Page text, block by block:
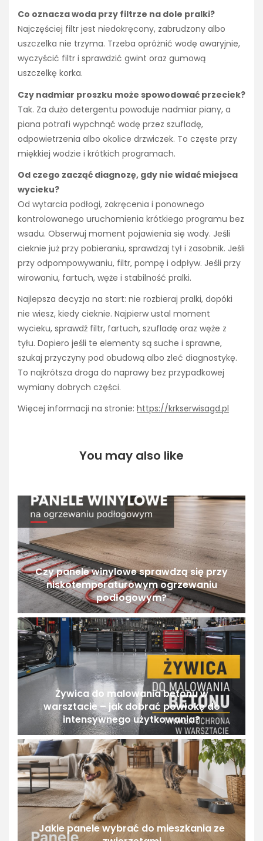
Co oznacza woda przy filtrze na dole pralki?
Najczęściej filtr jest niedokręcony, zabrudzony albo
uszczelka nie trzyma. Trzeba opróżnić wodę awaryjnie,
wyczyścić filtr i sprawdzić gwint oraz gumową
uszczelkę korka.
Czy nadmiar proszku może spowodować przeciek?
Tak. Za dużo detergentu powoduje nadmiar piany, a
piana potrafi wypchnąć wodę przez szufladę,
odpowietrzenia albo okolice drzwiczek. To częste przy
miękkiej wodzie i krótkich programach.
Od czego zacząć diagnozę, gdy nie widać miejsca
wycieku?
Od wytarcia podłogi, zakręcenia i ponownego
kontrolowanego uruchomienia krótkiego programu bez
wsadu. Obserwuj moment pojawienia się wody. Jeśli
cieknie już przy pobieraniu, sprawdzaj tył i zasobnik. Jeśli
przy odpompowywaniu, filtr, pompę i odpływ. Jeśli przy
wirowaniu, fartuch, węże i stabilność pralki.
Najlepsza decyzja na start: nie rozbieraj pralki, dopóki
nie wiesz, kiedy cieknie. Najpierw ustal moment
wycieku, sprawdź filtr, fartuch, szufladę oraz węże z
tyłu. Dopiero jeśli te elementy są suche i sprawne,
szukaj przyczyny pod obudową albo zleć diagnostykę.
To najkrótsza droga do naprawy bez przypadkowej
wymiany dobrych części.
Więcej informacji na stronie: https://krkserwisagd.pl
You may also like
Czy panele winylowe sprawdzą się przy
niskotemperaturowym ogrzewaniu
podłogowym?
Żywica do malowania betonu w
warsztacie – jak dobrać powłokę do
intensywnego użytkowania?
Jakie panele wybrać do mieszkania ze